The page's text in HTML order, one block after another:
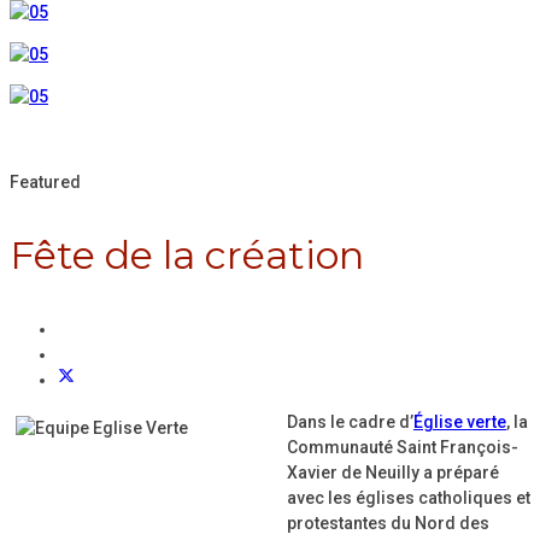
Featured
Fête de la création
Dans le cadre d’Église verte, la
Communauté Saint François-
Xavier de Neuilly a préparé
avec les églises catholiques et
protestantes du Nord des